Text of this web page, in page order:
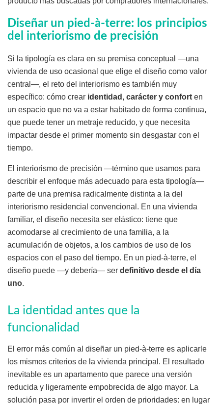
Diseñar un pied-à-terre: los principios
del interiorismo de precisión
Si la tipología es clara en su premisa conceptual —una
vivienda de uso ocasional que elige el diseño como valor
central—, el reto del interiorismo es también muy
específico: cómo crear identidad, carácter y confort en
un espacio que no va a estar habitado de forma continua,
que puede tener un metraje reducido, y que necesita
impactar desde el primer momento sin desgastar con el
tiempo.
El interiorismo de precisión —término que usamos para
describir el enfoque más adecuado para esta tipología—
parte de una premisa radicalmente distinta a la del
interiorismo residencial convencional. En una vivienda
familiar, el diseño necesita ser elástico: tiene que
acomodarse al crecimiento de una familia, a la
acumulación de objetos, a los cambios de uso de los
espacios con el paso del tiempo. En un pied-à-terre, el
diseño puede —y debería— ser definitivo desde el día
uno.
La identidad antes que la
funcionalidad
El error más común al diseñar un pied-à-terre es aplicarle
los mismos criterios de la vivienda principal. El resultado
inevitable es un apartamento que parece una versión
reducida y ligeramente empobrecida de algo mayor. La
solución pasa por invertir el orden de prioridades: en lugar